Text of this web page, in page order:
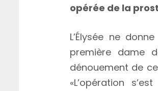
opérée de la
L’Élysée ne
première dame
dénouement de
«L’opération